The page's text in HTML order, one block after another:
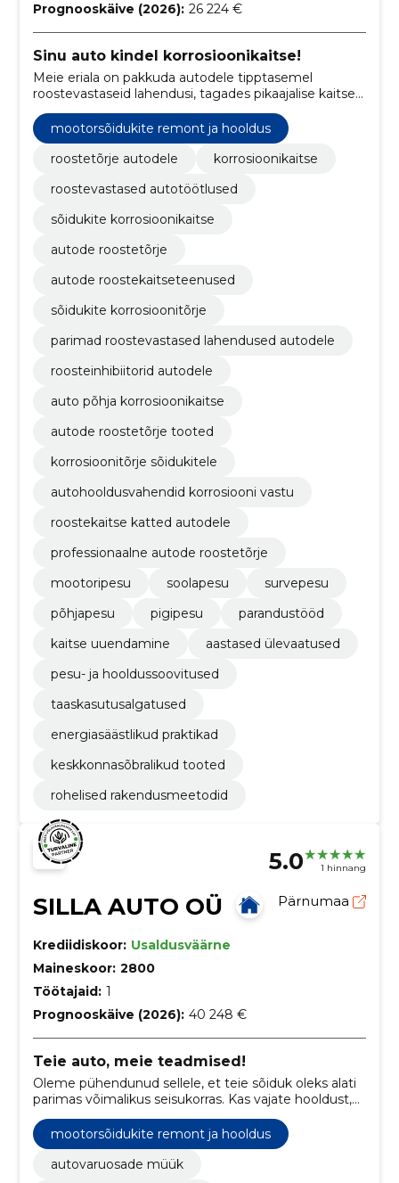
Prognooskäive (2026): 26 224 €
Sinu auto kindel korrosioonikaitse!
Meie eriala on pakkuda autodele tipptasemel
roostevastaseid lahendusi, tagades pikaajalise kaitse
korrosiooni eest.
mootorsõidukite remont ja hooldus
roostetõrje autodele
korrosioonikaitse
roostevastased autotöötlused
sõidukite korrosioonikaitse
autode roostetõrje
autode roostekaitseteenused
sõidukite korrosioonitõrje
parimad roostevastased lahendused autodele
roosteinhibiitorid autodele
auto põhja korrosioonikaitse
autode roostetõrje tooted
korrosioonitõrje sõidukitele
autohooldusvahendid korrosiooni vastu
roostekaitse katted autodele
professionaalne autode roostetõrje
mootoripesu
soolapesu
survepesu
põhjapesu
pigipesu
parandustööd
kaitse uuendamine
aastased ülevaatused
pesu- ja hooldussoovitused
taaskasutusalgatused
energiasäästlikud praktikad
keskkonnasõbralikud tooted
rohelised rakendusmeetodid
5.0 1 hinnang
SILLA AUTO OÜ Pärnumaa
Krediidiskoor: Usaldusväärne
Maineskoor: 2800
Töötajaid: 1
Prognooskäive (2026): 40 248 €
Teie auto, meie teadmised!
Oleme pühendunud sellele, et teie sõiduk oleks alati
parimas võimalikus seisukorras. Kas vajate hooldust,
siis meie oleme teie usaldusväärne partner teel
parema sõidukogemuse poole.
mootorsõidukite remont ja hooldus
autovaruosade müük